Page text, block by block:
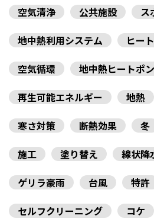
空気清浄 公共施設
ス
地中熱利用システム
ヒー
空気循環
地中熱ヒートポ
再生可能エネルギー
地熱
寒さ対策
断熱効果 冬
施工
塗り替え 線状降
ゲリラ豪雨
台風
特許
セルフクリーニング
コケ